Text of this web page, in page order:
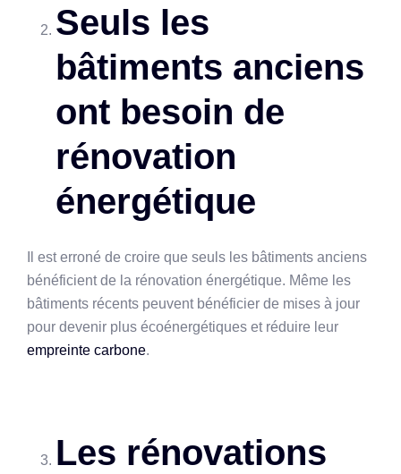
Seuls les
bâtiments anciens
ont besoin de
rénovation
énergétique
Il est erroné de croire que seuls les bâtiments anciens
bénéficient de la rénovation énergétique. Même les
bâtiments récents peuvent bénéficier de mises à jour
pour devenir plus écoénergétiques et réduire leur
empreinte carbone.
Les rénovations